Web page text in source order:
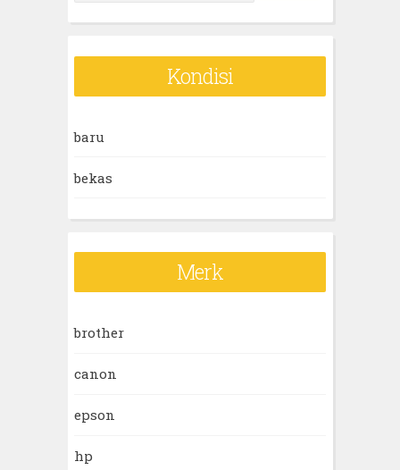
e
r
f
:
Kondisi
baru
bekas
Merk
brother
canon
epson
hp